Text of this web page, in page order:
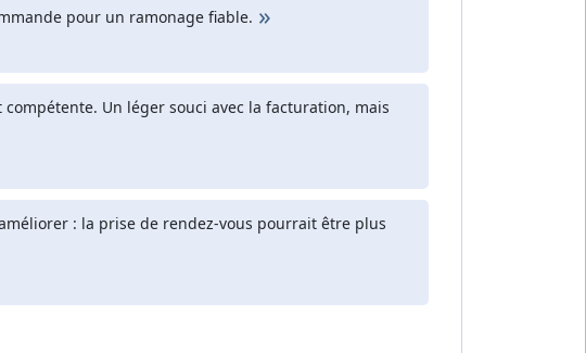
pour un ramonage fiable.
Un léger souci avec la facturation, mais
: la prise de rendez-vous pourrait être plus